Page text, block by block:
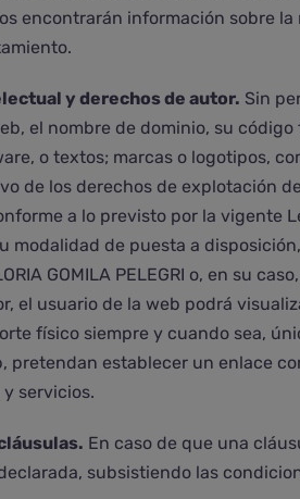
encontrarán información sobre
y derechos de autor. Sin
el nombre de dominio, su
o textos; marcas o logotipos,
de los derechos de explotación
a lo previsto por la vigente
modalidad de puesta a
GOMILA PELEGRI o, en su
el usuario de la web podrá
físico siempre y cuando sea,
pretendan establecer un enlace
servicios.
En caso de que una
subsistiendo las